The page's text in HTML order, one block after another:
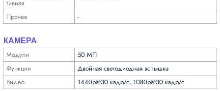
тивная
Прочее -
КАМЕРА
Модули
50 МП
Функ­ции
Двойная светодиодная вспышка
Видео
1440p@30 кадр/с, 1080p@30 кадр/с